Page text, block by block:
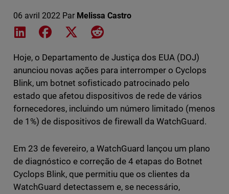
06 avril 2022 Par Melissa Castro
Share on LinkedIn
Share on Facebook
Share on XShare on Reddit
Hoje, o Departamento de Justiça dos EUA (DOJ)
anunciou novas ações para interromper o Cyclops
Blink, um botnet sofisticado patrocinado pelo
estado que afetou dispositivos de rede de vários
fornecedores, incluindo um número limitado (menos
de 1%) de dispositivos de firewall da WatchGuard.
Em 23 de fevereiro, a WatchGuard lançou um plano
de diagnóstico e correção de 4 etapas do Botnet
Cyclops Blink, que permitiu que os clientes da
WatchGuard detectassem e, se necessário,